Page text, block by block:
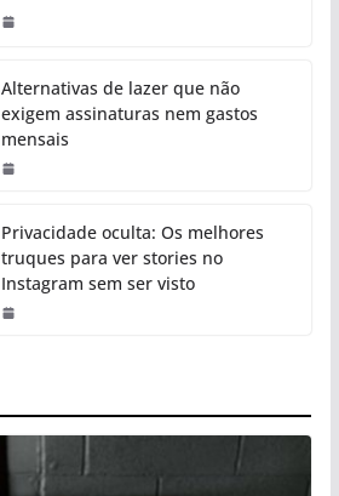
Alternativas de lazer que não
exigem assinaturas nem gastos
mensais
Privacidade oculta: Os melhores
truques para ver stories no
Instagram sem ser visto